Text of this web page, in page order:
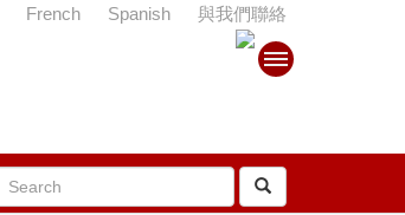
French Spanish 與我們聯絡